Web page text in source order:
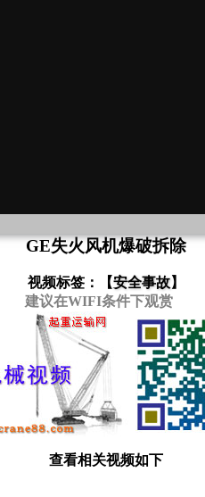
GE失火风机爆破拆除
视频标签：【安全事故】
建议在WIFI条件下观赏
查看相关视频如下